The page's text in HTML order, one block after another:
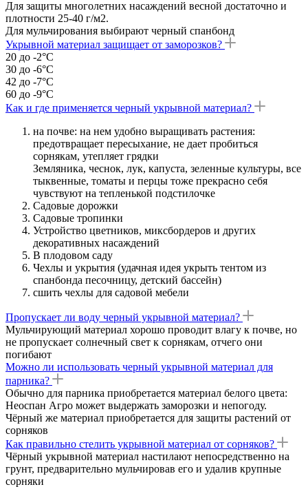
Для защиты многолетних насаждений весной достаточно и
плотности 25-40 г/м2.
Для мульчирования выбирают черный спанбонд
Укрывной материал защищает от заморозков?
20 до -2°С
30 до -6°С
42 до -7°С
60 до -9°С
Как и где применяется черный укрывной материал?
на почве: на нем удобно выращивать растения:
предотвращает пересыхание, не дает пробиться
сорнякам, утепляет грядки
Земляника, чеснок, лук, капуста, зеленные культуры, все
тыквенные, томаты и перцы тоже прекрасно себя
чувствуют на тепленькой подстилочке
Садовые дорожки
Садовые тропинки
Устройство цветников, миксбордеров и других
декоративных насаждений
В плодовом саду
Чехлы и укрытия (удачная идея укрыть тентом из
спанбонда песочницу, детский бассейн)
сшить чехлы для садовой мебели
Пропускает ли воду черный укрывной материал?
Мульчирующий материал хорошо проводит влагу к почве, но
не пропускает солнечный свет к сорнякам, отчего они
погибают
Можно ли использовать черный укрывной материал для
парника?
Обычно для парника приобретается материал белого цвета:
Неоспан Агро может выдержать заморозки и непогоду.
Чёрный же материал приобретается для защиты растений от
сорняков
Как правильно стелить укрывной материал от сорняков?
Чёрный укрывной материал настилают непосредственно на
грунт, предварительно мульчировав его и удалив крупные
сорняки